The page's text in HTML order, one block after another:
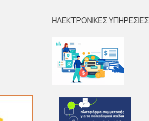
ΗΛΕΚΤΡΟΝΙΚΕΣ ΥΠΗΡΕΣΙΕΣ